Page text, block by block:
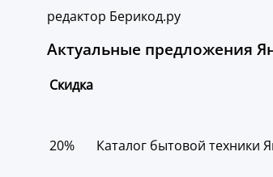
редактор Берикод.ру
Актуальные предложения
Скидка
20% Каталог бытовой техники